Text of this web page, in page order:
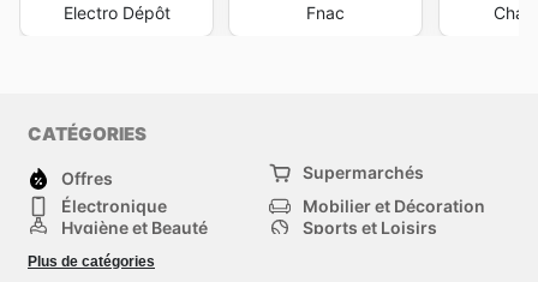
Electro Dépôt Fnac
CATÉGORIES
Offres
Supermarchés
Électronique
Mobilier et Décoration
Hygiène et Beauté
Sports et Loisirs
Mode
Animalerie
Plus de catégories